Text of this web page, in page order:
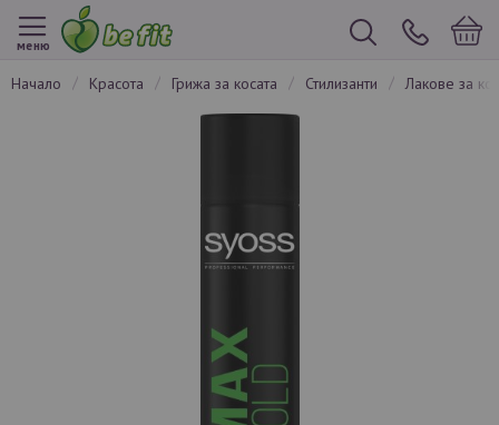
меню
начало красота грижа за косата стилизанти
лакове за